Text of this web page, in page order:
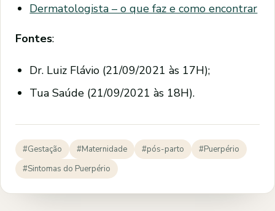
Dermatologista – o que faz e como encontrar
Fontes:
Dr. Luiz Flávio (21/09/2021 às 17H);
Tua Saúde (21/09/2021 às 18H).
#Gestação #Maternidade #pós-parto
#Puerpério
#Sintomas do Puerpério